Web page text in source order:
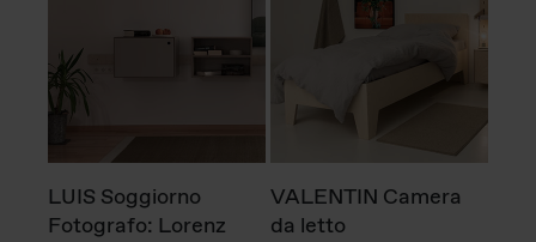
LUIS Soggiorno
Fotografo: Lorenz
VALENTIN Camera
da letto